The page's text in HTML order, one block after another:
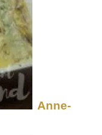
Anne-